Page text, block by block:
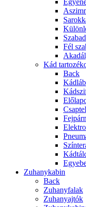
Fél
Kád
Back
Zuhanykabin
Back
Zuhanyfalak
Zuhanyajtók